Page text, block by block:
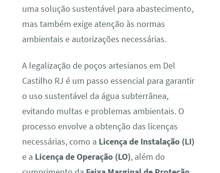
uma solução sustentável para abastecimento,
mas também exige atenção às normas
ambientais e autorizações necessárias.
A legalização de poços artesianos em Del
Castilho RJ é um passo essencial para garantir
o uso sustentável da água subterrânea,
evitando multas e problemas ambientais. O
processo envolve a obtenção das licenças
necessárias, como a Licença de Instalação (LI)
e a Licença de Operação (LO), além do